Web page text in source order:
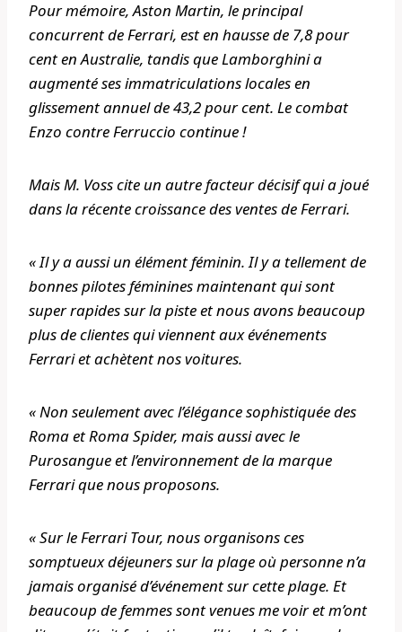
Pour mémoire, Aston Martin, le principal
concurrent de Ferrari, est en hausse de 7,8 pour
cent en Australie, tandis que Lamborghini a
augmenté ses immatriculations locales en
glissement annuel de 43,2 pour cent. Le combat
Enzo contre Ferruccio continue !
Mais M. Voss cite un autre facteur décisif qui a joué
dans la récente croissance des ventes de Ferrari.
« Il y a aussi un élément féminin. Il y a tellement de
bonnes pilotes féminines maintenant qui sont
super rapides sur la piste et nous avons beaucoup
plus de clientes qui viennent aux événements
Ferrari et achètent nos voitures.
« Non seulement avec l’élégance sophistiquée des
Roma et Roma Spider, mais aussi avec le
Purosangue et l’environnement de la marque
Ferrari que nous proposons.
« Sur le Ferrari Tour, nous organisons ces
somptueux déjeuners sur la plage où personne n’a
jamais organisé d’événement sur cette plage. Et
beaucoup de femmes sont venues me voir et m’ont